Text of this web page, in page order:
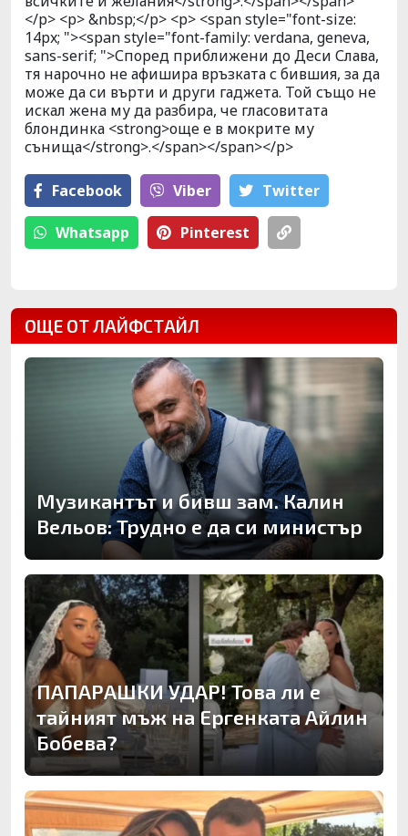
</p> <p> &nbsp;</p> <p> <span style="font-size:
14px; "><span style="font-family: verdana, geneva,
sans-serif; ">Според приближени до Деси Слава,
тя нарочно не афишира връзката с бившия, за да
може да си върти и други гаджета. Той също не
искал жена му да разбира, че гласовитата
блондинка <strong>още е в мокрите му
сънища</strong>.</span></span></p>
Facebook Viber Тwitter
Whatsapp Pinterest
ОЩЕ ОТ ЛАЙФСТАЙЛ
Музикантът и бивш зам. Калин
Вельов: Трудно е да си министър
ПАПАРАШКИ УДАР! Това ли е
тайният мъж на Ергенката Айлин
Бобева?